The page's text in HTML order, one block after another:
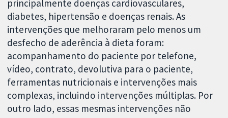
principalmente doenças cardiovasculares,
diabetes, hipertensão e doenças renais. As
intervenções que melhoraram pelo menos um
desfecho de aderência à dieta foram:
acompanhamento do paciente por telefone,
vídeo, contrato, devolutiva para o paciente,
ferramentas nutricionais e intervenções mais
complexas, incluindo intervenções múltiplas. Por
outro lado, essas mesmas intervenções não